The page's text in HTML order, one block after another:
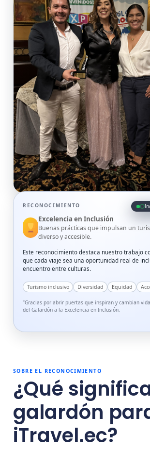
RECONOCIMIENTO
Excelencia en Inclusión
Buenas prácticas que impulsan un
diverso y accesible.
Este reconocimiento destaca nuestro trabajo
que cada viaje sea una oportunidad real de
encuentro entre culturas.
Turismo inclusivo Diversidad Equidad
“Gracias por abrir puertas que inspiran y cambian
del Galardón a la Excelencia en Inclusión.
SOBRE EL RECONOCIMIENTO
¿Qué
galardón
iTravel.ec?